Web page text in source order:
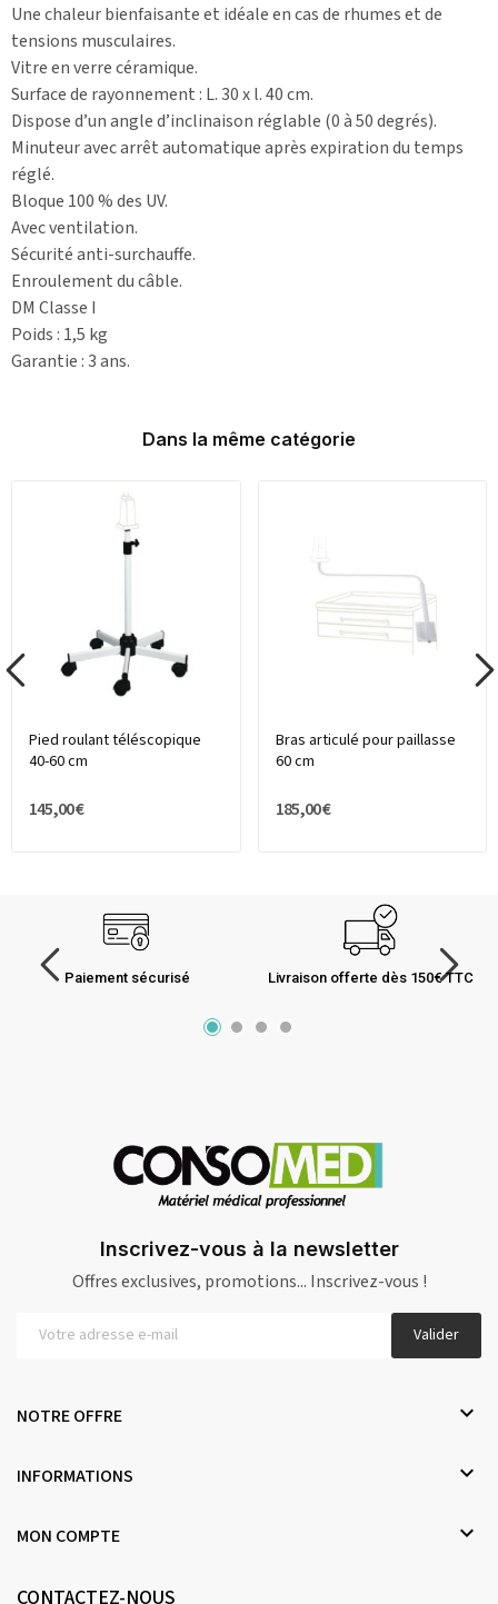
Une chaleur bienfaisante et idéale en cas de rhumes et de
tensions musculaires.
Vitre en verre céramique.
Surface de rayonnement : L. 30 x l. 40 cm.
Dispose d’un angle d’inclinaison réglable (0 à 50 degrés).
Minuteur avec arrêt automatique après expiration du temps
réglé.
Bloque 100 % des UV.
Avec ventilation.
Sécurité anti-surchauffe.
Enroulement du câble.
DM Classe I
Poids : 1,5 kg
Garantie : 3 ans.
Dans la même catégorie
Pied roulant téléscopique
40-60 cm
145,00 €
Bras articulé pour paillasse
60 cm
185,00 €
Paiement sécurisé Livraison offerte dès 150€ TTC
Inscrivez-vous à la newsletter
Offres exclusives, promotions... Inscrivez-vous !
Valider
NOTRE OFFRE 
INFORMATIONS 
MON COMPTE 
CONTACTEZ-NOUS